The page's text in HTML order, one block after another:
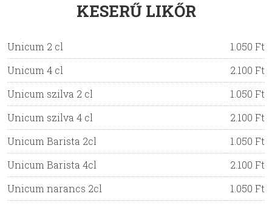
KESERŰ LIKŐR
Unicum 2 cl
1.050 Ft
Unicum 4 cl
2.100 Ft
Unicum szilva 2 cl
1.050 Ft
Unicum szilva 4 cl
2.100 Ft
Unicum Barista 2cl
1.050 Ft
Unicum Barista 4cl
2.100 Ft
Unicum narancs 2cl
1.050 Ft